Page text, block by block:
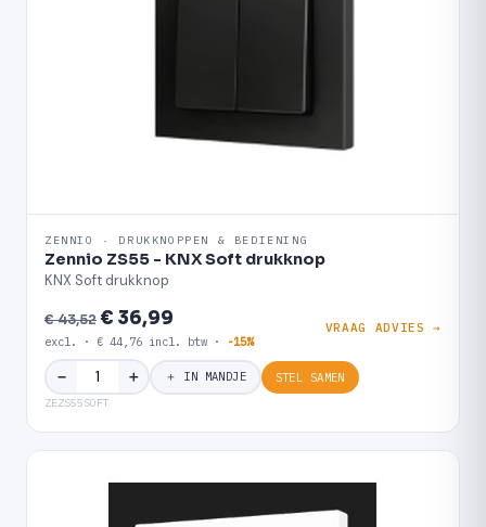
ZENNIO · DRUKKNOPPEN & BEDIENING
Zennio ZS55 - KNX Soft drukknop
KNX Soft drukknop
€ 43,52€ 36,99
excl. · € 44,76 incl. btw · -15%
VRAAG ADVIES →
− ＋ ＋ IN MANDJE STEL SAMEN
ZEZS55SOFT